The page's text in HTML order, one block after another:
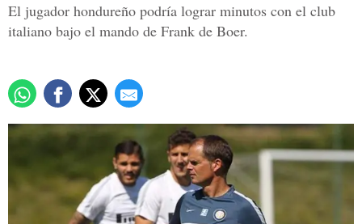
El jugador hondureño podría lograr minutos con el club
italiano bajo el mando de Frank de Boer.